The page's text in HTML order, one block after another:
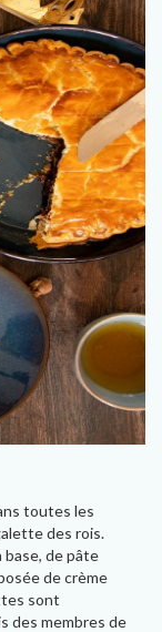
toutes les
des rois.
base, de pâte
de crème
sont
des membres de